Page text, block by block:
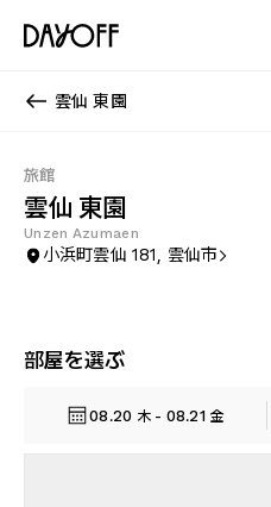
雲仙 東園
旅館
雲仙 東園
Unzen Azumaen
小浜町雲仙 181, 雲仙市
部屋を選ぶ
08.20 木 - 08.21 金